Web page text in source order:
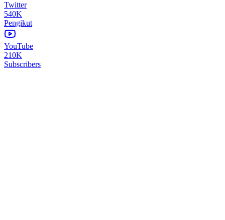
Twitter
540K
Pengikut
YouTube
210K
Subscribers